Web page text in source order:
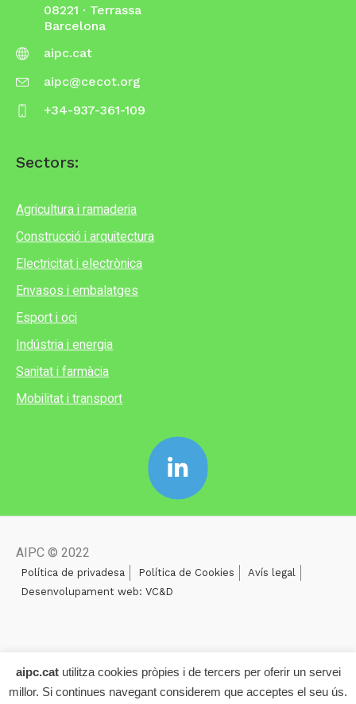
08221 · Terrassa
Barcelona
aipc.cat
aipc@cecot.org
+34-937-361-109
Sectors:
Agricultura i ramaderia
Construcció i arquitectura
Electricitat i electrònica
Envasos i embalatges
Esport i oci
Indústria i energia
Sanitat i farmàcia
Mobilitat i transport
AIPC © 2022
Política de privadesa Política de Cookies
Avís legal
Desenvolupament web: VC&D
aipc.catutilitza cookies pròpies i de tercers per oferir un servei
millor. Si continues navegant considerem que acceptes el seu ús.